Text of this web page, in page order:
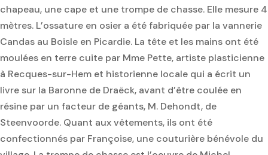
chapeau, une cape et une trompe de chasse. Elle mesure 4
mètres. L’ossature en osier a été fabriquée par la vannerie
Candas au Boisle en Picardie. La tête et les mains ont été
moulées en terre cuite par Mme Pette, artiste plasticienne
à Recques-sur-Hem et historienne locale qui a écrit un
livre sur la Baronne de Draëck, avant d’être coulée en
résine par un facteur de géants, M. Dehondt, de
Steenvoorde. Quant aux vêtements, ils ont été
confectionnés par Françoise, une couturière bénévole du